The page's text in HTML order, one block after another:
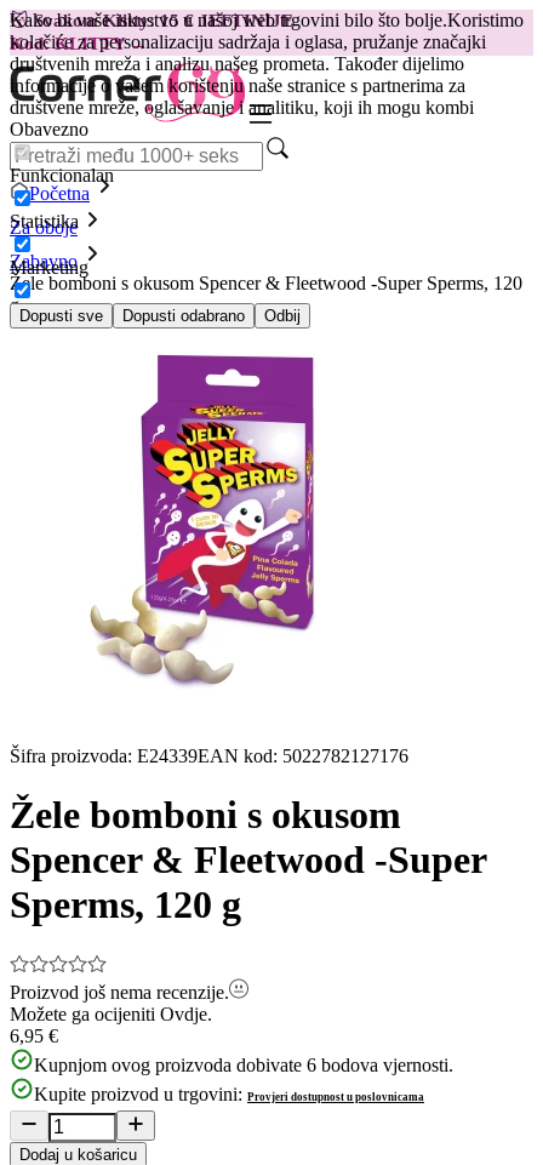
Kako bi vaše iskustvo u našoj web trgovini bilo što bolje.Koristimo
kolačiće za personalizaciju sadržaja i oglasa, pružanje značajki
društvenih mreža i analizu našeg prometa. Također dijelimo
informacije o vašem korištenju naše stranice s partnerima za
društvene mreže, oglašavanje i analitiku, koji ih mogu kombi
Obavezno
Funkcionalan
Statistika
Marketing
Dopusti sve Dopusti odabrano Odbij
😽Svakom Klitty: 15 € JEFTINIJE
Kod: KLITTY →
Početna
Za oboje
Zabavno
Žele bomboni s okusom Spencer & Fleetwood -Super Sperms, 120
g
Šifra proizvoda: E24339EAN kod: 5022782127176
Žele bomboni s okusom
Spencer & Fleetwood -Super
Sperms, 120 g
Proizvod još nema recenzije.
Možete ga ocijeniti Ovdje.
6,95 €
Kupnjom ovog proizvoda dobivate 6 bodova vjernosti.
Kupite proizvod u trgovini: Provjeri dostupnost u poslovnicama
Dodaj u košaricu